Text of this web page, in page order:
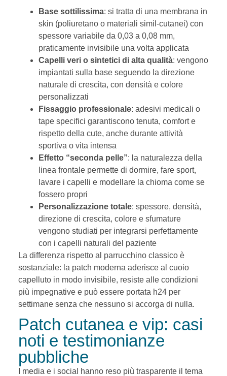
Base sottilissima: si tratta di una membrana in
skin (poliuretano o materiali simil-cutanei) con
spessore variabile da 0,03 a 0,08 mm,
praticamente invisibile una volta applicata
Capelli veri o sintetici di alta qualità: vengono
impiantati sulla base seguendo la direzione
naturale di crescita, con densità e colore
personalizzati
Fissaggio professionale: adesivi medicali o
tape specifici garantiscono tenuta, comfort e
rispetto della cute, anche durante attività
sportiva o vita intensa
Effetto “seconda pelle”: la naturalezza della
linea frontale permette di dormire, fare sport,
lavare i capelli e modellare la chioma come se
fossero propri
Personalizzazione totale: spessore, densità,
direzione di crescita, colore e sfumature
vengono studiati per integrarsi perfettamente
con i capelli naturali del paziente
La differenza rispetto al parrucchino classico è
sostanziale: la patch moderna aderisce al cuoio
capelluto in modo invisibile, resiste alle condizioni
più impegnative e può essere portata h24 per
settimane senza che nessuno si accorga di nulla.
Patch cutanea e vip: casi
noti e testimonianze
pubbliche
I media e i social hanno reso più trasparente il tema